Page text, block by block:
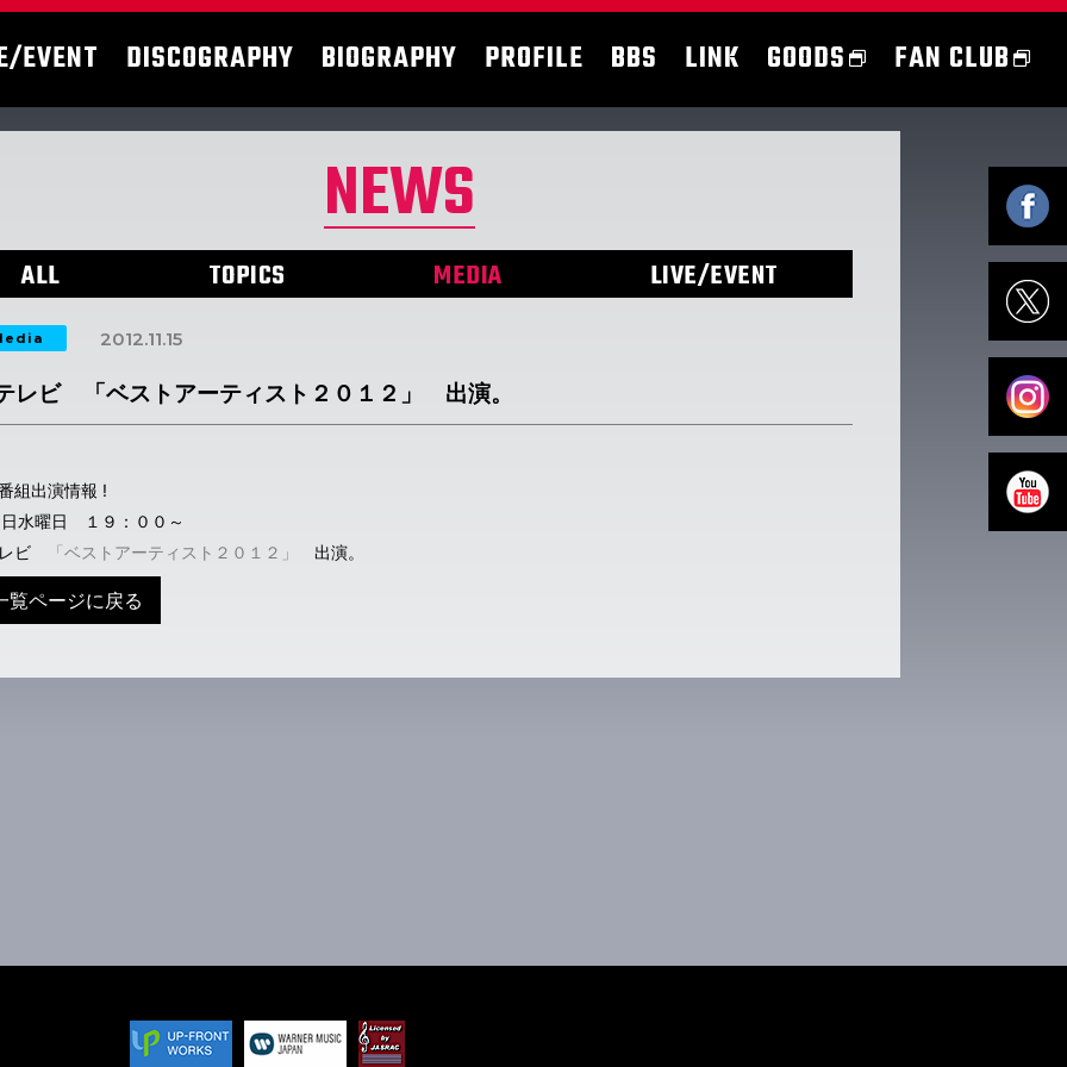
EVENT DISCOGRAPHY BIOGRAPHY PROFILE BBS LINK GOODS FAN CLUB
NEWS
ALL TOPICS MEDIA LIVE/EVENT
2012.11.15
レビ 「ベストアーティスト２０１２」 出演。
組出演情報 !
水曜日 １９：００～
ビ
「ベストアーティスト２０１２」 出演。
ページに戻る